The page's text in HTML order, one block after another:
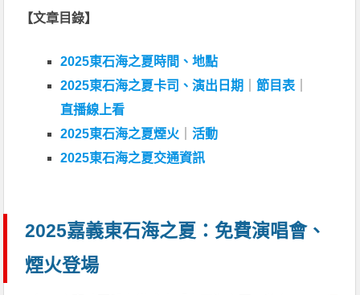
【文章目錄】
2025東石海之夏時間、地點
2025東石海之夏卡司、演出日期
｜節目表
直播線上看
2025東石海之夏煙火 ｜活動
2025東石海之夏交通資訊
2025嘉義東石海之夏：免費演唱會、
煙火登場